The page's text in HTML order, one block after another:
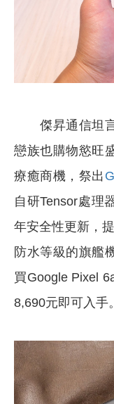
傑昇通信坦言
戀族也購物慾旺
療癒商機，祭出
自研Tensor處理
年安全性更新，
防水等級的旗艦
買Google Pixel
8,690元即可入手。